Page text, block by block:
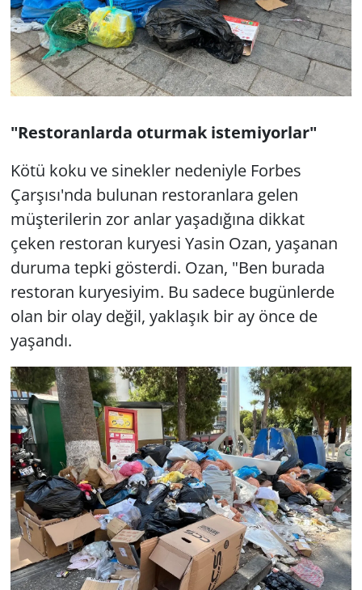
"Restoranlarda oturmak istemiyorlar"
Kötü koku ve sinekler nedeniyle Forbes
Çarşısı'nda bulunan restoranlara gelen
müşterilerin zor anlar yaşadığına dikkat
çeken restoran kuryesi Yasin Ozan, yaşanan
duruma tepki gösterdi. Ozan, "Ben burada
restoran kuryesiyim. Bu sadece bugünlerde
olan bir olay değil, yaklaşık bir ay önce de
yaşandı.